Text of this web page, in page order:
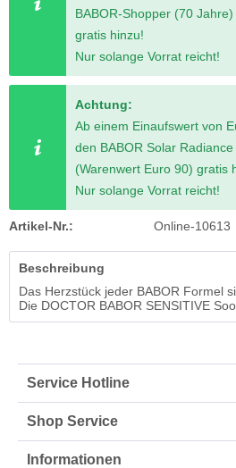
BABOR-Shopper (70
gratis hinzu!
Nur solange Vorrat reicht!
Achtung:
Ab einem Einaufswert von
den BABOR Solar
(Warenwert Euro 90) gratis
Nur solange Vorrat reicht!
Artikel-Nr.: Online-10613
Beschreibung
Das Herzstück jeder BABOR Formel
Die DOCTOR BABOR SENSITIVE
Service Hotline
Shop Service
Informationen